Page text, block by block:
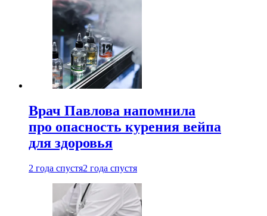
Врач Павлова напомнила
про опасность курения вейпа
для здоровья
2 года спустя2 года спустя